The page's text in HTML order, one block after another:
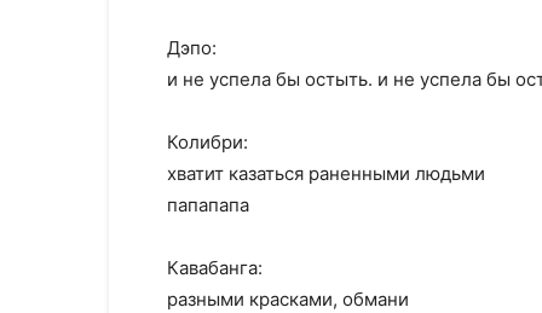
Дэпо:
и не успела бы остыть. и не успела бы
Колибри:
хватит казаться раненными людьми
папапапа
Кавабанга:
разными красками, обмани